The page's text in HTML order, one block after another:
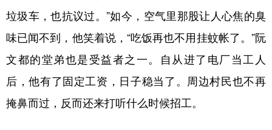
垃圾车，也抗议过。”如今，空气里那股让人心焦的臭
味已闻不到，他笑着说，“吃饭再也不用挂蚊帐了。”阮
文都的堂弟也是受益者之一。自从进了电厂当工人
后，他有了固定工资，日子稳当了。周边村民也不再
掩鼻而过，反而还来打听什么时候招工。